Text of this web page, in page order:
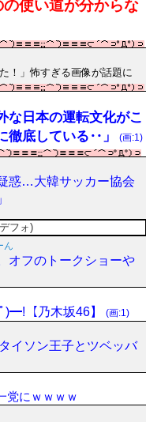
使い道が分からな
！」怖すぎる画像が話題に
な日本の運転文化がこ
底している‥」
(画:1)
惑…大韓サッカー協会
フォ)
ん
オフのトークショーや
【乃木坂46】
(画:1)
イソン王子とツベッバ
党にｗｗｗｗ